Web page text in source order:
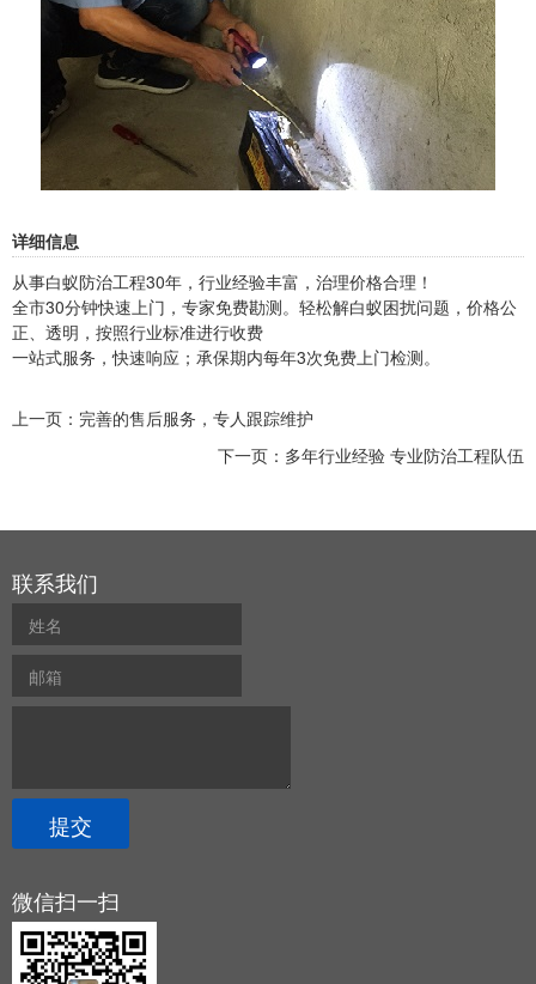
详细信息
从事白蚁防治工程30年，行业经验丰富，治理价格合理！
全市30分钟快速上门，专家免费勘测。轻松解白蚁困扰问题，价格公
正、透明，按照行业标准进行收费
一站式服务，快速响应；承保期内每年3次免费上门检测。
上一页： 完善的售后服务，专人跟踪维护
下一页： 多年行业经验 专业防治工程队伍
联系我们
微信扫一扫